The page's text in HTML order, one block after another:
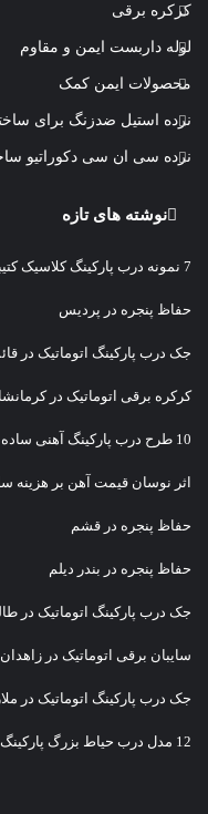
کرکره برقی
لوله داربست ایمن و مقاوم
محصولات ایمن کمک
نرده استیل ضدزنگ برای
نرده سی ان سی دکوراتیو
نوشته های تازه
7 نمونه درب پارکینگ کلاسیک کتیبه دار
حفاظ پنجره در پردیس
جک درب پارکینگ اتوماتیک در
کرکره برقی اتوماتیک در
10 طرح درب پارکینگ آهنی ساده قاب دار
اثر نوسان قیمت آهن بر هزینه
حفاظ پنجره در قشم
حفاظ پنجره در بندر دیلم
جک درب پارکینگ اتوماتیک در
سایبان برقی اتوماتیک در زاهدان
جک درب پارکینگ اتوماتیک در
12 مدل درب حیاط بزرگ پارکینگ